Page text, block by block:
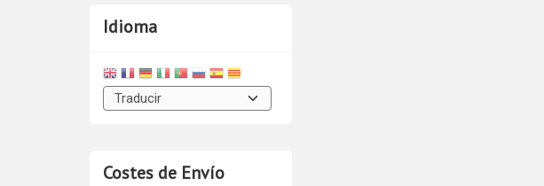
Idioma
Costes de Envío